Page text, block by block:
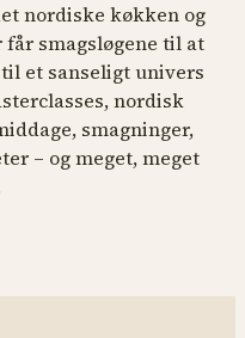
nordiske køkken og
smagsløgene til at
et sanseligt univers
nordisk
smagninger,
– og meget, meget